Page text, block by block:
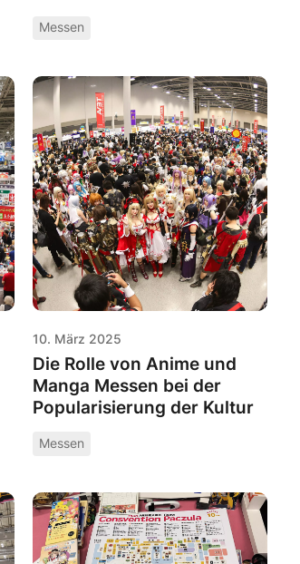
Messen
10. März 2025
Die Rolle von Anime und
Manga Messen bei der
Popularisierung der Kultur
Messen